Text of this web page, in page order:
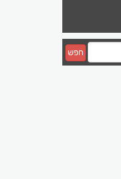
חפש